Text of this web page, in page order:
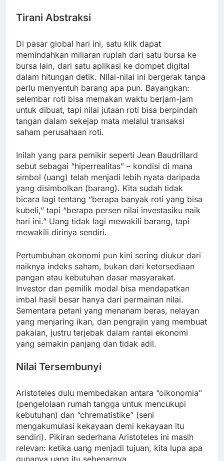
Tirani Abstraksi
Di pasar global hari ini, satu klik dapat
memindahkan miliaran rupiah dari satu bursa ke
bursa lain, dari satu aplikasi ke dompet digital
dalam hitungan detik. Nilai-nilai ini bergerak tanpa
perlu menyentuh barang apa pun. Bayangkan:
selembar roti bisa memakan waktu berjam-jam
untuk dibuat, tapi nilai jutaan roti bisa berpindah
tangan dalam sekejap mata melalui transaksi
saham perusahaan roti.
Inilah yang para pemikir seperti Jean Baudrillard
sebut sebagai “hiperrealitas” – kondisi di mana
simbol (uang) telah menjadi lebih nyata daripada
yang disimbolkan (barang). Kita sudah tidak
bicara lagi tentang “berapa banyak roti yang bisa
kubeli,” tapi “berapa persen nilai investasiku naik
hari ini.” Uang tidak lagi mewakili barang, tapi
mewakili dirinya sendiri.
Pertumbuhan ekonomi pun kini sering diukur dari
naiknya indeks saham, bukan dari ketersediaan
pangan atau kebutuhan dasar masyarakat.
Investor dan pemilik modal bisa mendapatkan
imbal hasil besar hanya dari permainan nilai.
Sementara petani yang menanam beras, nelayan
yang menjaring ikan, dan pengrajin yang membuat
pakaian, justru terjebak dalam rantai ekonomi
yang semakin panjang dan tidak adil.
Nilai Tersembunyi
Aristoteles dulu membedakan antara “oikonomia”
(pengelolaan rumah tangga untuk mencukupi
kebutuhan) dan “chrematistike” (seni
mengakumulasi kekayaan demi kekayaan itu
sendiri). Pikiran sederhana Aristoteles ini masih
relevan: ketika uang menjadi tujuan, kita lupa apa
gunanya uang itu sebenarnya.